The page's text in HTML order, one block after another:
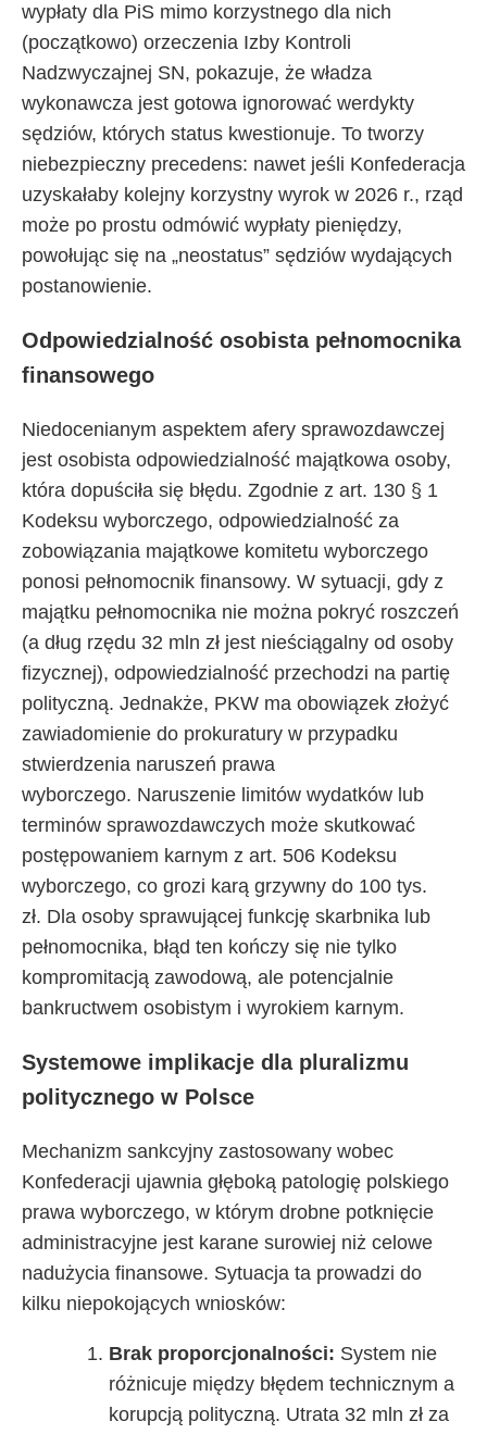
wypłaty dla PiS mimo korzystnego dla nich
(początkowo) orzeczenia Izby Kontroli
Nadzwyczajnej SN, pokazuje, że władza
wykonawcza jest gotowa ignorować werdykty
sędziów, których status kwestionuje. To tworzy
niebezpieczny precedens: nawet jeśli Konfederacja
uzyskałaby kolejny korzystny wyrok w 2026 r., rząd
może po prostu odmówić wypłaty pieniędzy,
powołując się na „neostatus” sędziów wydających
postanowienie.
Odpowiedzialność osobista pełnomocnika
finansowego
Niedocenianym aspektem afery sprawozdawczej
jest osobista odpowiedzialność majątkowa osoby,
która dopuściła się błędu. Zgodnie z art. 130 § 1
Kodeksu wyborczego, odpowiedzialność za
zobowiązania majątkowe komitetu wyborczego
ponosi pełnomocnik finansowy. W sytuacji, gdy z
majątku pełnomocnika nie można pokryć roszczeń
(a dług rzędu 32 mln zł jest nieściągalny od osoby
fizycznej), odpowiedzialność przechodzi na partię
polityczną. Jednakże, PKW ma obowiązek złożyć
zawiadomienie do prokuratury w przypadku
stwierdzenia naruszeń prawa
wyborczego. Naruszenie limitów wydatków lub
terminów sprawozdawczych może skutkować
postępowaniem karnym z art. 506 Kodeksu
wyborczego, co grozi karą grzywny do 100 tys.
zł. Dla osoby sprawującej funkcję skarbnika lub
pełnomocnika, błąd ten kończy się nie tylko
kompromitacją zawodową, ale potencjalnie
bankructwem osobistym i wyrokiem karnym.
Systemowe implikacje dla pluralizmu
politycznego w Polsce
Mechanizm sankcyjny zastosowany wobec
Konfederacji ujawnia głęboką patologię polskiego
prawa wyborczego, w którym drobne potknięcie
administracyjne jest karane surowiej niż celowe
nadużycia finansowe. Sytuacja ta prowadzi do
kilku niepokojących wniosków:
Brak proporcjonalności: System nie
różnicuje między błędem technicznym a
korupcją polityczną. Utrata 32 mln zł za